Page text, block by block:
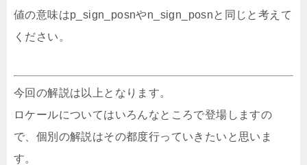
値の意味はp_sign_posnやn_sign_posnと同じと考えて
ください。
今回の解説は以上となります。
ロケールについてはいろんなところで登場しますの
で、個別の解説はその都度行っていきたいと思いま
す。